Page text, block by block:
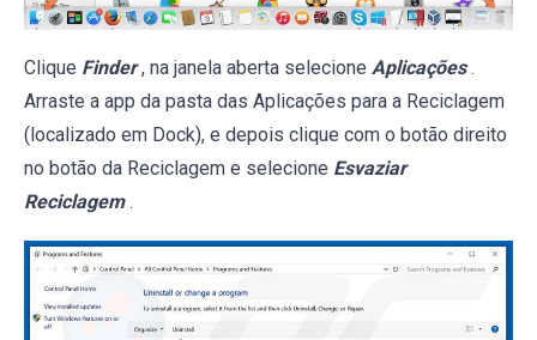
Clique Finder , na janela aberta selecione Aplicações .
Arraste a app da pasta das Aplicações para a Reciclagem
(localizado em Dock), e depois clique com o botão direito
no botão da Reciclagem e selecione Esvaziar
Reciclagem .